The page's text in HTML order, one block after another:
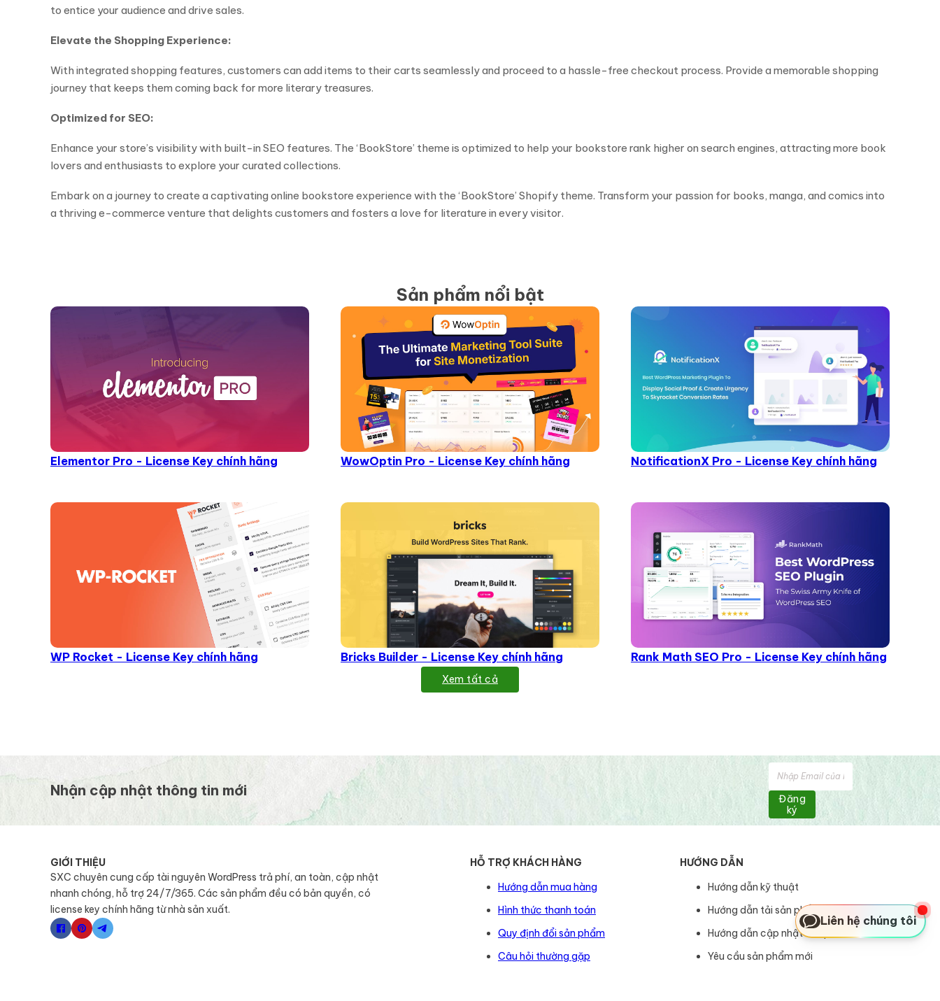
to entice your audience and drive sales.
Elevate the Shopping Experience:
With integrated shopping features, customers can add items to their carts seamlessly and proceed to a hassle-free checkout process. Provide a memorable shopping
journey that keeps them coming back for more literary treasures.
Optimized for SEO:
Enhance your store’s visibility with built-in SEO features. The ‘BookStore’ theme is optimized to help your bookstore rank higher on search engines, attracting more book
lovers and enthusiasts to explore your curated collections.
Embark on a journey to create a captivating online bookstore experience with the ‘BookStore’ Shopify theme. Transform your passion for books, manga, and comics into
a thriving e-commerce venture that delights customers and fosters a love for literature in every visitor.
Sản phẩm nổi bật
Elementor Pro - License Key chính hãng WowOptin Pro - License Key chính hãng NotificationX Pro - License Key chính hãng
WP Rocket - License Key chính hãng Bricks Builder - License Key chính hãng Rank Math SEO Pro - License Key chính hãng
Xem tất cả
Nhận cập nhật thông tin mới
Đăng
ký
GIỚI THIỆU
SXC chuyên cung cấp tài nguyên WordPress trả phí, an toàn, cập nhật
nhanh chóng, hỗ trợ 24/7/365. Các sản phẩm đều có bản quyền, có
license key chính hãng từ nhà sản xuất.
HỖ TRỢ KHÁCH HÀNG
Hướng dẫn mua hàng
Hình thức thanh toán
Quy định đổi sản phẩm
Câu hỏi thường gặp
HƯỚNG DẪN
Hướng dẫn kỹ thuật
Hướng dẫn tải sản phẩm
Hướng dẫn cập nhật sản phẩm
Yêu cầu sản phẩm mới
Liên hệ chúng tôi